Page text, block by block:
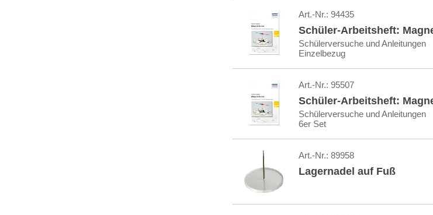
Art.-Nr.: 94435
Schüler-Arbeitsheft:
Schülerversuche und Anleitungen
Einzelbezug
Art.-Nr.: 95507
Schüler-Arbeitsheft:
Schülerversuche und Anleitungen
6er Set
Art.-Nr.: 89958
Lagernadel auf Fuß